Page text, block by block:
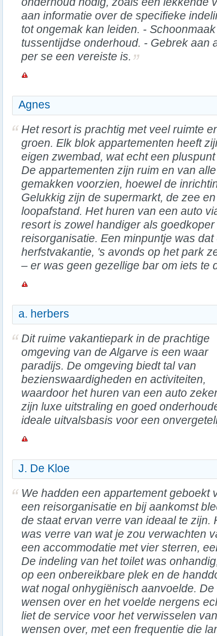
aan informatie over de specifieke
tot ongemak kan leiden. -
tussentijdse onderhoud. - Gebrek aan
per se een vereiste is.
Agnes
Het resort is prachtig met veel ruimte
groen. Elk blok appartementen heeft
eigen zwembad, wat echt een
De appartementen zijn ruim en van alle
gemakken voorzien, hoewel de
Gelukkig zijn de supermarkt, de zee
loopafstand. Het huren van een auto
resort is zowel handiger als
reisorganisatie. Een minpuntje was
herfstvakantie, 's avonds op het park
– er was geen gezellige bar om iets te
a. herbers
Dit ruime vakantiepark in de prachtige
omgeving van de Algarve is een waar
paradijs. De omgeving biedt tal van
bezienswaardigheden en activiteiten,
waardoor het huren van een auto
zijn luxe uitstraling en goed
ideale uitvalsbasis voor een
J. De Kloe
We hadden een appartement geboekt
een reisorganisatie en bij aankomst
de staat ervan verre van ideaal te zijn.
was verre van wat je zou verwachten
een accommodatie met vier sterren,
De indeling van het toilet was
op een onbereikbare plek en de
wat nogal onhygiënisch aanvoelde.
wensen over en het voelde nergens
liet de service voor het verwisselen
wensen over, met een frequentie die